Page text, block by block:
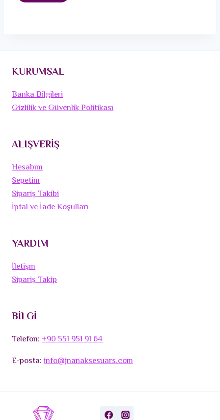
KURUMSAL
Banka Bilgileri
Gizlilik ve Güvenlik Politikası
ALIŞVERİŞ
Hesabım
Sepetim
Sipariş Takibi
İptal ve İade Koşulları
YARDIM
İletişm
Sipariş Takip
BİLGİ
Telefon:+90 551 951 91 64
E-posta:info@jnanaksesuars.com